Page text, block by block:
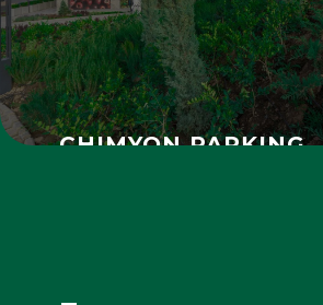
CHIMYON PARKING